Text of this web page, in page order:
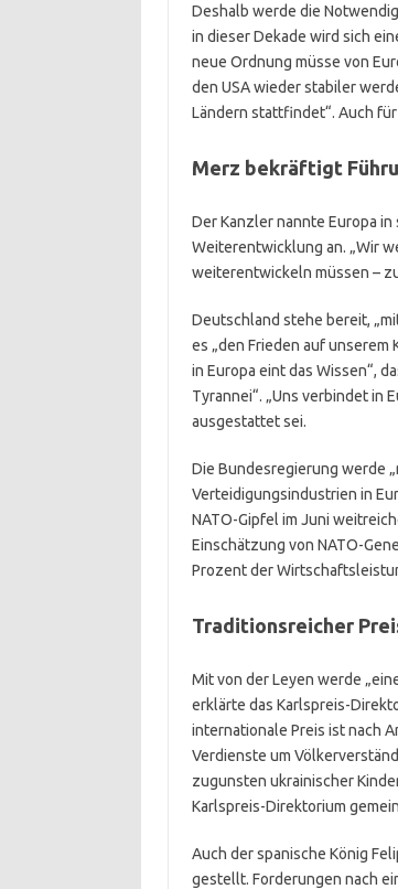
Deshalb werde die
in dieser Dekade wird sich
neue Ordnung müsse von
den USA wieder stabiler
Ländern stattfindet“. Auch
Merz bekräftigt
Der Kanzler nannte Europa
Weiterentwicklung an. „Wir
weiterentwickeln müssen –
Deutschland stehe bereit,
es „den Frieden auf
in Europa eint das Wissen“,
Tyrannei“. „Uns verbindet in
ausgestattet sei.
Die Bundesregierung werde
Verteidigungsindustrien in
NATO-Gipfel im Juni
Einschätzung von NATO-
Prozent der
Traditionsreicher
Mit von der Leyen werde
erklärte das Karlspreis-
internationale Preis ist nach
Verdienste um
zugunsten ukrainischer
Karlspreis-Direktorium
Auch der spanische König
gestellt. Forderungen nach